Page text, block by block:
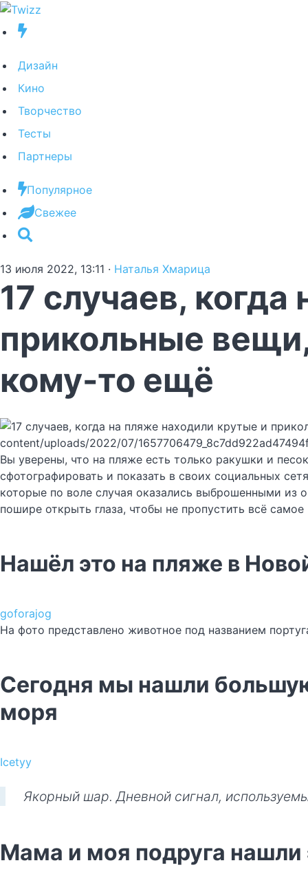
Дизайн
Кино
Творчество
Тесты
Партнеры
Популярное
Свежее
13 июля 2022, 13:11 · Наталья Хмарица
17 случаев,
прикольные
кому-то ещё
content/uploads/2022/07/
Вы уверены, что на пляже есть только ракушки и
сфотографировать и показать в своих социальных
которые по воле случая оказались выброшенными из
пошире открыть глаза, чтобы не пропустить всё самое
Нашёл это на пляже в
goforajog
На фото представлено животное под названием
Сегодня мы нашли
моря
Icetyy
Якорный шар. Дневной сигнал,
Мама и моя подруга нашли